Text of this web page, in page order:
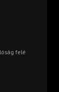
felé